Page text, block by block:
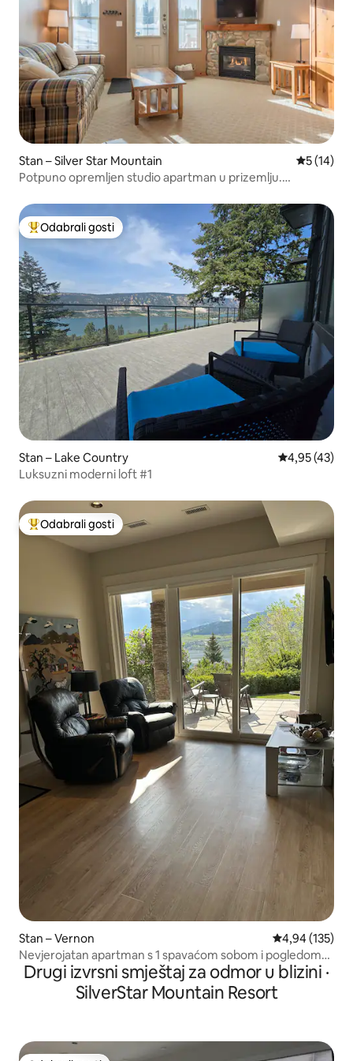
Stan – Silver Star Mountain Prosječna
5 (14)
Potpuno opremljen studio apartman u prizemlju.
Među najviše rangiranima s oznakom „Odabrali gosti”
Odabrali gosti
Stan – Lake Country Prosječna
4,95 (43)
Luksuzni moderni loft #1
Među najviše rangiranima s oznakom „Odabrali gosti”
Odabrali gosti
Stan – Vernon Prosječna
4,94 (135)
Nevjerojatan apartman s 1 spavaćom sobom i pogledom
na jezero Okanagan
Drugi izvrsni smještaj za odmor u blizini ·
SilverStar Mountain Resort